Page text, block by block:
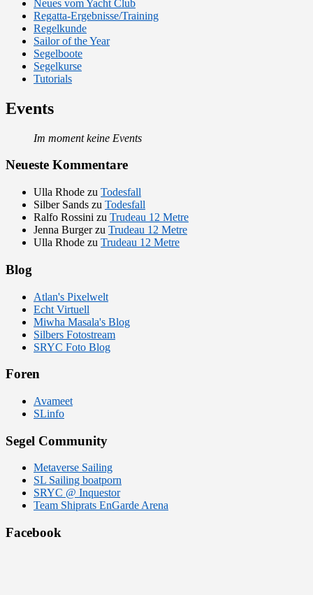
Neues vom Yacht Club
Regatta-Ergebnisse/Training
Regelkunde
Sailor of the Year
Segelboote
Segelkurse
Tutorials
Events
Im moment keine Events
Neueste Kommentare
Ulla Rhode zu Todesfall
Silber Sands zu Todesfall
Ralfo Rossini zu Trudeau 12 Metre
Jenna Burgerzu Trudeau 12 Metre
Ulla Rhode zu Trudeau 12 Metre
Blog
Atlan's Pixelwelt
Echt Virtuell
Miwha Masala's Blog
Silbers Fotostream
SRYC Foto Blog
Foren
Avameet
SLinfo
Segel Community
Metaverse Sailing
SL Sailing boatporn
SRYC @ Inquestor
Team Shiprats EnGarde Arena
Facebook